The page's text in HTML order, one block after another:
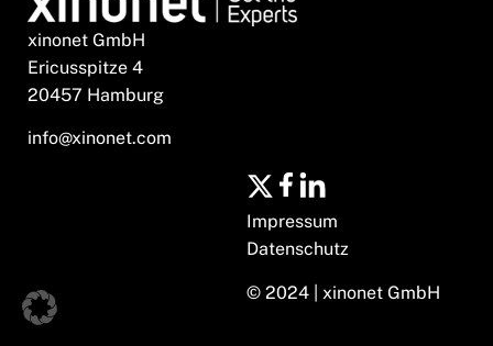
xinonet GmbH
Ericusspitze 4
20457 Hamburg
info@xinonet.com
Impressum
Datenschutz
© 2024 | xinonet GmbH